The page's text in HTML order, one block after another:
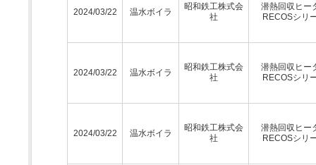
2024/03/22 温水ボイラ
昭和鉄工株式会
社
潜熱回収ヒー
RECOSシリ
2024/03/22 温水ボイラ
昭和鉄工株式会
社
潜熱回収ヒー
RECOSシリ
2024/03/22 温水ボイラ
昭和鉄工株式会
社
潜熱回収ヒー
RECOSシリ